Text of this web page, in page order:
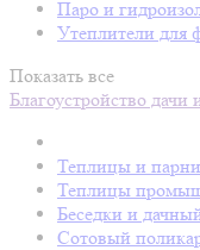
Паро и
Утеплители для
Показать все
Благоустройство дачи
Теплицы и
Теплицы
Беседки и
Сотовый